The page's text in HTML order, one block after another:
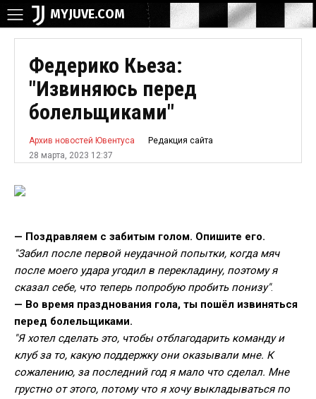
MYJUVE.COM
Федерико Кьеза:
"Извиняюсь перед
болельщиками"
Архив новостей Ювентуса
Редакция сайта
28 марта, 2023 12:37
— Поздравляем с забитым голом. Опишите его.
"Забил после первой неудачной попытки, когда мяч
после моего удара угодил в перекладину, поэтому я
сказал себе, что теперь попробую пробить понизу".
— Во время празднования гола, ты пошёл извиняться
перед болельщиками.
"Я хотел сделать это, чтобы отблагодарить команду и
клуб за то, какую поддержку они оказывали мне. К
сожалению, за последний год я мало что сделал. Мне
грустно от этого, потому что я хочу выкладываться по